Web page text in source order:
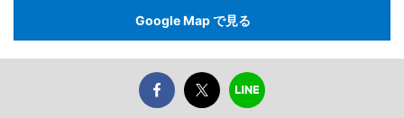
Google Map で見る